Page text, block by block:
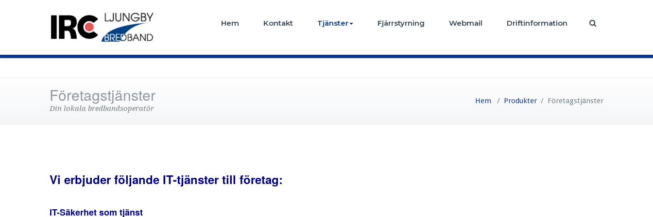
Hem Kontakt Tjänster Fjärrstyrning Webmail Driftinformation
Företagstjänster
Din lokala bredbandsoperatör
Hem / Produkter / Företagstjänster
Vi erbjuder följande IT-tjänster till företag:
IT-Säkerhet som tjänst